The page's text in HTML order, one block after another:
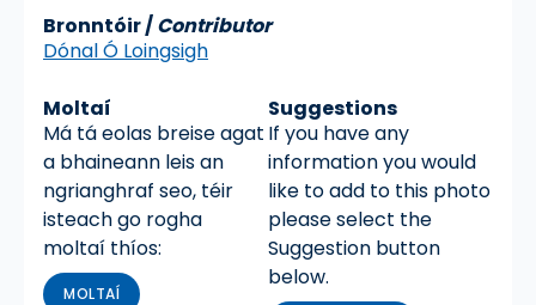
Bronntóir /Contributor
Dónal Ó Loingsigh
Moltaí
Má tá eolas breise agat
a bhaineann leis an
ngrianghraf seo, téir
isteach go rogha
moltaí thíos:
MOLTAÍ
Suggestions
If you have any
information you would
like to add to this photo
please select the
Suggestion button
below.